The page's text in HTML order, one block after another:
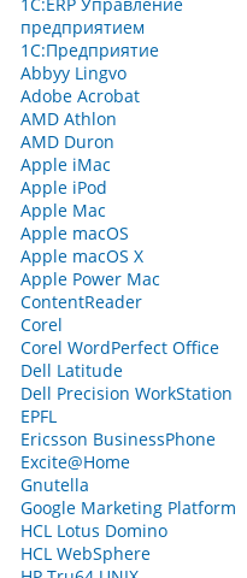
предприятием
1С:Предприятие
Abbyy Lingvo
Adobe Acrobat
AMD Athlon
AMD Duron
Apple iMac
Apple iPod
Apple Mac
Apple macOS
Apple macOS X
Apple Power Mac
ContentReader
Corel
Corel WordPerfect Office
Dell Latitude
Dell Precision WorkStation
EPFL
Ericsson BusinessPhone
Excite@Home
Gnutella
Google Marketing Platform
HCL Lotus Domino
HCL WebSphere